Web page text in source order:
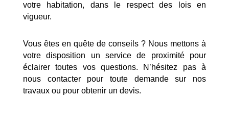
votre habitation, dans le respect des lois en
vigueur.
Vous êtes en quête de conseils ? Nous mettons à
votre disposition un service de proximité pour
éclairer toutes vos questions. N’hésitez pas à
nous contacter pour toute demande sur nos
travaux ou pour obtenir un devis.